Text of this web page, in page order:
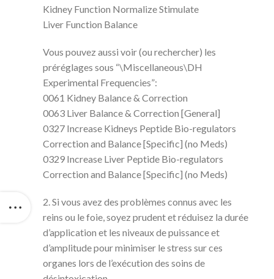
Kidney Function Normalize Stimulate
Liver Function Balance
Vous pouvez aussi voir (ou rechercher) les
préréglages sous “\Miscellaneous\DH
Experimental Frequencies”:
0061 Kidney Balance & Correction
0063 Liver Balance & Correction [General]
0327 Increase Kidneys Peptide Bio-regulators
Correction and Balance [Specific] (no Meds)
0329 Increase Liver Peptide Bio-regulators
Correction and Balance [Specific] (no Meds)
2. Si vous avez des problèmes connus avec les
reins ou le foie, soyez prudent et réduisez la durée
d’application et les niveaux de puissance et
d’amplitude pour minimiser le stress sur ces
organes lors de l’exécution des soins de